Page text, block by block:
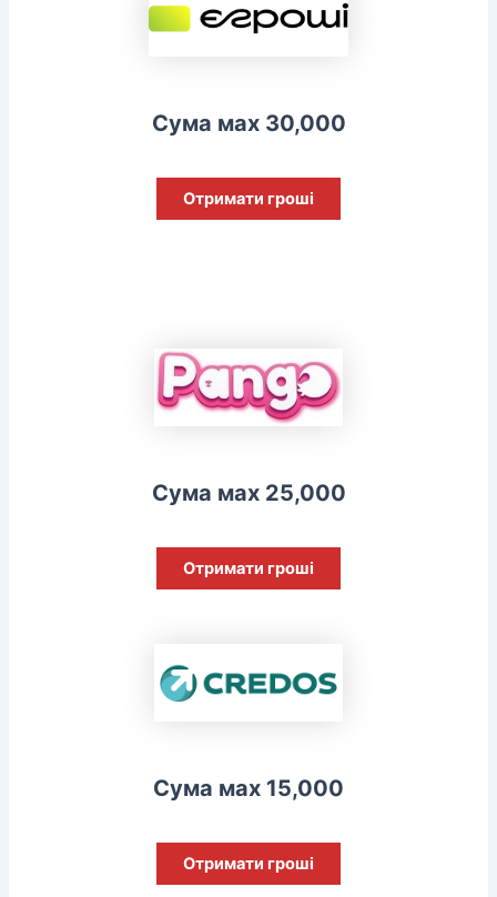
Сума мах 30,000
Отримати гроші
Сума мах 25,000
Отримати гроші
Сума мах 15,000
Отримати гроші